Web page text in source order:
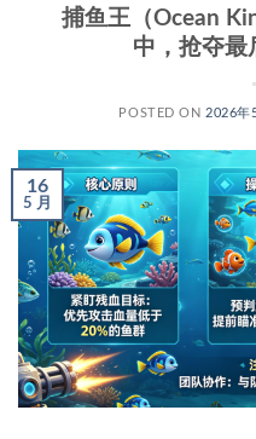
捕鱼王（Ocean
中，抢夺最
POSTED ON 2026年
16
5 月